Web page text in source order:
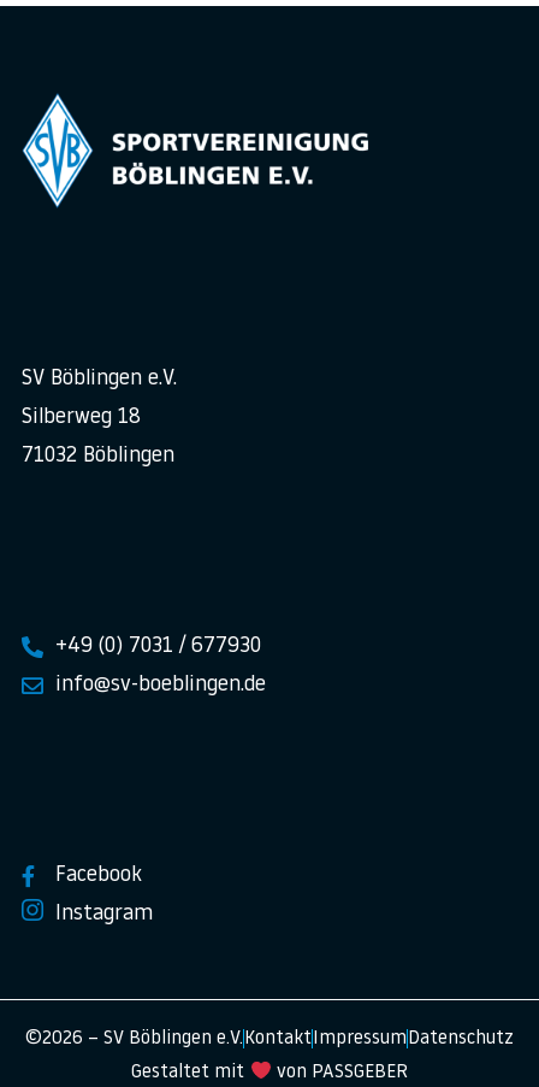
SV Böblingen e.V.
Silberweg 18
71032 Böblingen
+49 (0) 7031 / 677930
info@sv-boeblingen.de
Facebook
Instagram
©2026 – SV Böblingen e.V. Kontakt Impressum Datenschutz
Gestaltet mit
von PASSGEBER